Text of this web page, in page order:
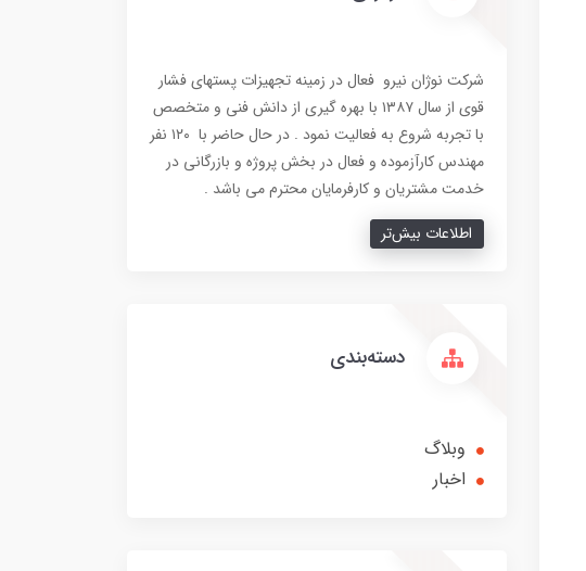
شرکت نوژان نیرو فعال در زمینه تجهیزات پستهای فشار
قوی از سال ۱۳۸۷ با بهره گیری از دانش فنی و متخصص
با تجربه شروع به فعالیت نمود . در حال حاضر با ۱۲۰ نفر
مهندس کارآزموده و فعال در بخش پروژه و بازرگانی در
خدمت مشتریان و کارفرمایان محترم می باشد .
اطلاعات بیش‌تر
دسته‌بندی
وبلاگ
اخبار